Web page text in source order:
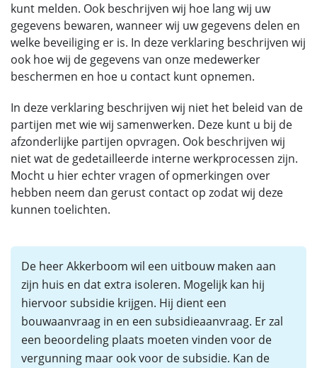
kunt melden. Ook beschrijven wij hoe lang wij uw
gegevens bewaren, wanneer wij uw gegevens delen en
welke beveiliging er is. In deze verklaring beschrijven wij
ook hoe wij de gegevens van onze medewerker
beschermen en hoe u contact kunt opnemen.
In deze verklaring beschrijven wij niet het beleid van de
partijen met wie wij samenwerken. Deze kunt u bij de
afzonderlijke partijen opvragen. Ook beschrijven wij
niet wat de gedetailleerde interne werkprocessen zijn.
Mocht u hier echter vragen of opmerkingen over
hebben neem dan gerust contact op zodat wij deze
kunnen toelichten.
De heer Akkerboom wil een uitbouw maken aan
zijn huis en dat extra isoleren. Mogelijk kan hij
hiervoor subsidie krijgen. Hij dient een
bouwaanvraag in en een subsidieaanvraag. Er zal
een beoordeling plaats moeten vinden voor de
vergunning maar ook voor de subsidie. Kan de